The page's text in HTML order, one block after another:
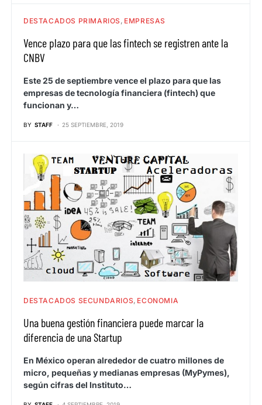
DESTACADOS PRIMARIOS EMPRESAS
Vence plazo para que las fintech se registren ante la
CNBV
Este 25 de septiembre vence el plazo para que las
empresas de tecnología financiera (fintech) que
funcionan y…
BY STAFF 25 SEPTIEMBRE, 2019
DESTACADOS SECUNDARIOS ECONOMIA
Una buena gestión financiera puede marcar la
diferencia de una Startup
En México operan alrededor de cuatro millones de
micro, pequeñas y medianas empresas (MyPymes),
según cifras del Instituto…